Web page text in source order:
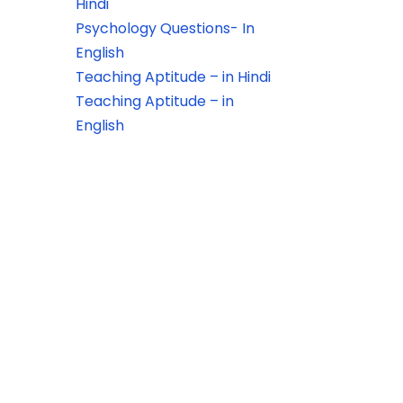
Psychology Questions- In
English
Teaching Aptitude – in Hindi
Teaching Aptitude – in
English